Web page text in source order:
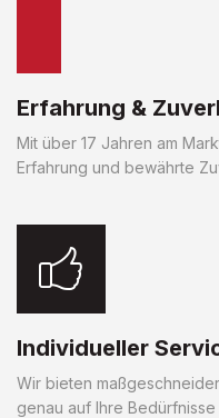
Erfahrung &
Mit über 17 Jahren am
Erfahrung und bewährte
Individueller
Wir bieten
genau auf Ihre Bedürfnisse